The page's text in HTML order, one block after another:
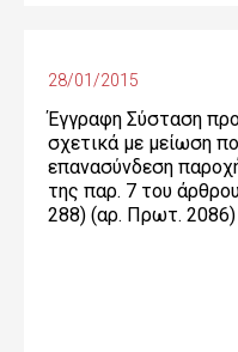
28/01/2015
Έγγραφη Σύσταση
σχετικά με μείωση
επανασύνδεση
της παρ. 7 του
288) (αρ. Πρωτ. 2086)